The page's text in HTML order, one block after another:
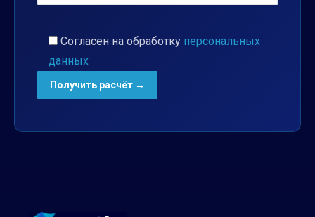
Согласен на обработку персональных
данных